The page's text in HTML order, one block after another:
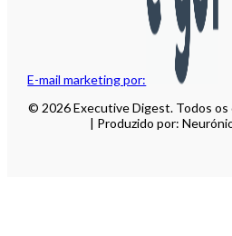
E-mail marketing por:
© 2026 Executive Digest. Todos
| Produzido por: